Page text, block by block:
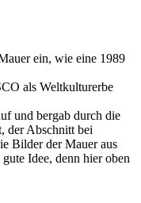
ein, wie eine 1989
als Weltkulturerbe
und bergab durch die
der Abschnitt bei
Bilder der Mauer aus
Idee, denn hier oben